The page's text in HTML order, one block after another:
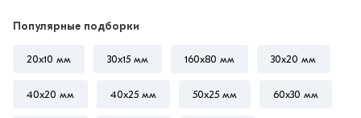
Популярные подборки
20x10 мм 30х15 мм 160х80 мм 30х20 мм
40х20 мм 40х25 мм 50х25 мм 60х30 мм
Высота,